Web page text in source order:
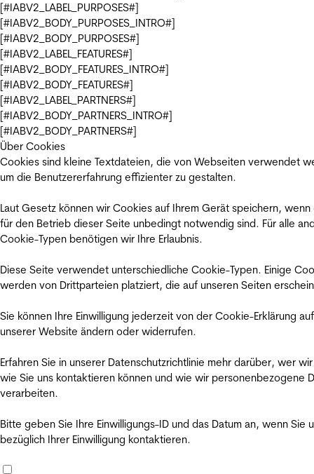
[#IABV2_LABEL_PURPOSES#]
[#IABV2_BODY_PURPOSES_INTRO#]
[#IABV2_BODY_PURPOSES#]
[#IABV2_LABEL_FEATURES#]
[#IABV2_BODY_FEATURES_INTRO#]
[#IABV2_BODY_FEATURES#]
[#IABV2_LABEL_PARTNERS#]
[#IABV2_BODY_PARTNERS_INTRO#]
[#IABV2_BODY_PARTNERS#]
Über Cookies
Cookies sind kleine Textdateien, die von Webseiten verwendet
um die Benutzererfahrung effizienter zu gestalten.
Laut Gesetz können wir Cookies auf Ihrem Gerät speichern, wenn
für den Betrieb dieser Seite unbedingt notwendig sind. Für alle
Cookie-Typen benötigen wir Ihre Erlaubnis.
Diese Seite verwendet unterschiedliche Cookie-Typen. Einige
werden von Drittparteien platziert, die auf unseren Seiten
Sie können Ihre Einwilligung jederzeit von der Cookie-Erklärung auf
unserer Website ändern oder widerrufen.
Erfahren Sie in unserer Datenschutzrichtlinie mehr darüber, wer
wie Sie uns kontaktieren können und wie wir personenbezogene
verarbeiten.
Bitte geben Sie Ihre Einwilligungs-ID und das Datum an, wenn Sie
bezüglich Ihrer Einwilligung kontaktieren.